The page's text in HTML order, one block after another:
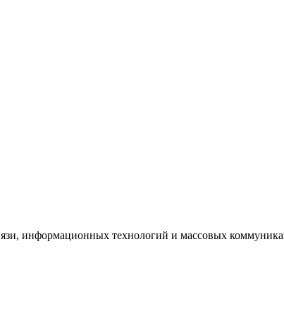
информационных технологий и массовых